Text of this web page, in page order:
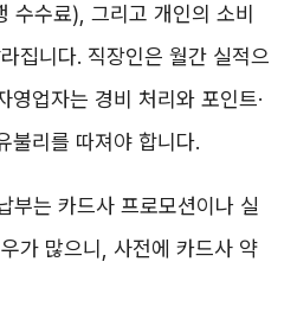
수수료), 그리고 개인의 소비
집니다. 직장인은 월간 실적으
업자는 경비 처리와 포인트·
불리를 따져야 합니다.
부는 카드사 프로모션이나 실
가 많으니, 사전에 카드사 약